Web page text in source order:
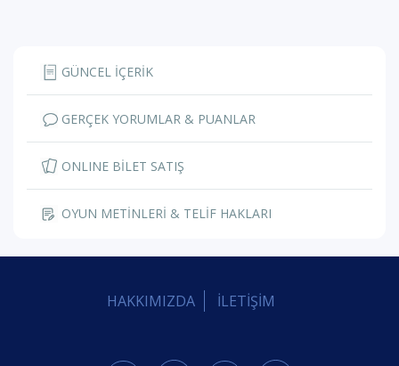
GÜNCEL İÇERİK
GERÇEK YORUMLAR & PUANLAR
ONLINE BİLET SATIŞ
OYUN METİNLERİ & TELİF HAKLARI
HAKKIMIZDA İLETİŞİM